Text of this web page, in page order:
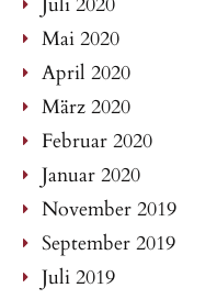
Mai 2020
April 2020
März 2020
Februar 2020
Januar 2020
November 2019
September 2019
Juli 2019